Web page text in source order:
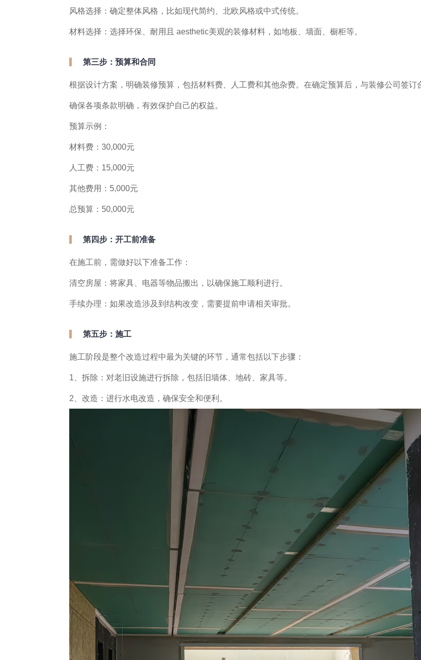
风格选择：确定整体风格，比如现代简约、北欧风格或中式传统。
材料选择：选择环保、耐用且 aesthetic美观的装修材料，如地板、墙面、橱柜等。
第三步：预算和合同
根据设计方案，明确装修预算，包括材料费、人工费和其他杂费。在确定预算后，与装修公司签订
确保各项条款明确，有效保护自己的权益。
预算示例：
材料费：30,000元
人工费：15,000元
其他费用：5,000元
总预算：50,000元
第四步：开工前准备
在施工前，需做好以下准备工作：
清空房屋：将家具、电器等物品搬出，以确保施工顺利进行。
手续办理：如果改造涉及到结构改变，需要提前申请相关审批。
第五步：施工
施工阶段是整个改造过程中最为关键的环节，通常包括以下步骤：
1、拆除：对老旧设施进行拆除，包括旧墙体、地砖、家具等。
2、改造：进行水电改造，确保安全和便利。